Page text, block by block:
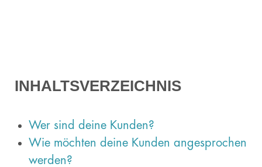
INHALTSVERZEICHNIS
Wer sind deine Kunden?
Wie möchten deine Kunden angesprochen
werden?